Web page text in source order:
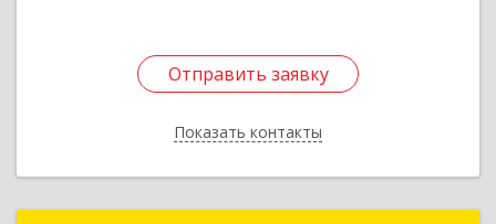
Отправить заявку
Показать контакты
Отправить заявку
Назад